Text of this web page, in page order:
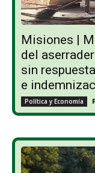
Misiones |
del
sin
e
Política y Economía